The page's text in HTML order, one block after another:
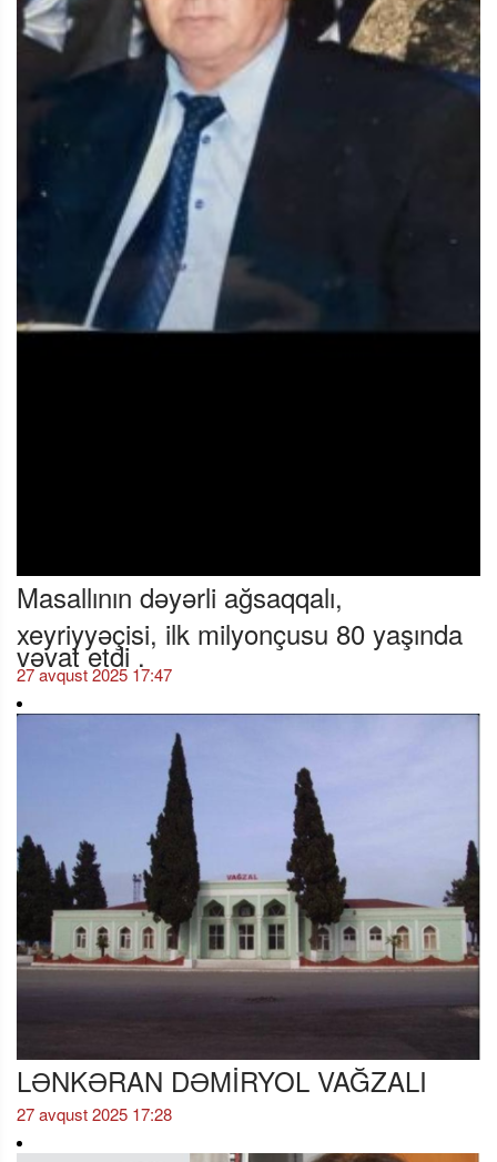
Masallının dəyərli ağsaqqalı,
xeyriyyəçisi, ilk milyonçusu 80 yaşında
vəvat etdi .
27 avqust 2025 17:47
LƏNKƏRAN DƏMİRYOL VAĞZALI
27 avqust 2025 17:28